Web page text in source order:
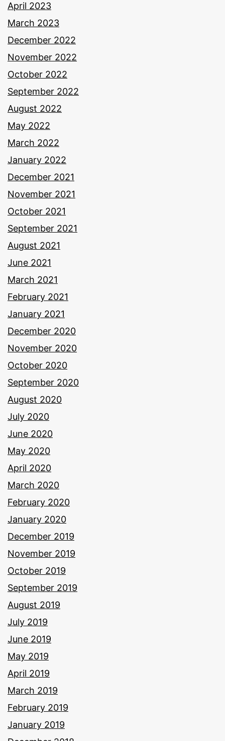
April 2023
March 2023
December 2022
November 2022
October 2022
September 2022
August 2022
May 2022
March 2022
January 2022
December 2021
November 2021
October 2021
September 2021
August 2021
June 2021
March 2021
February 2021
January 2021
December 2020
November 2020
October 2020
September 2020
August 2020
July 2020
June 2020
May 2020
April 2020
March 2020
February 2020
January 2020
December 2019
November 2019
October 2019
September 2019
August 2019
July 2019
June 2019
May 2019
April 2019
March 2019
February 2019
January 2019